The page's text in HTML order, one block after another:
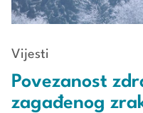
Vijesti
Povezanost
zagađenog